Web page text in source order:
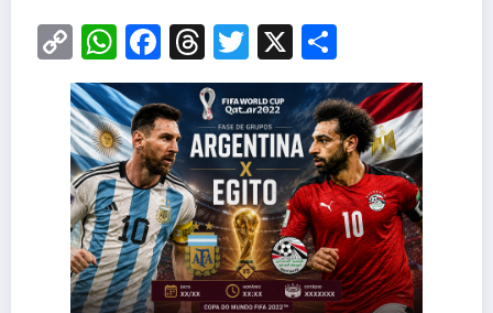
Copy
Link
WhatsApp
Facebook
Threads
Twitter
X